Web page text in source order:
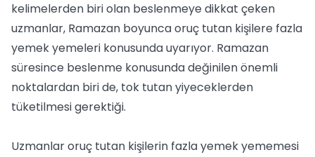
kelimelerden biri olan beslenmeye dikkat çeken
uzmanlar, Ramazan boyunca oruç tutan kişilere fazla
yemek yemeleri konusunda uyarıyor. Ramazan
süresince beslenme konusunda değinilen önemli
noktalardan biri de, tok tutan yiyeceklerden
tüketilmesi gerektiği.
Uzmanlar oruç tutan kişilerin fazla yemek yememesi